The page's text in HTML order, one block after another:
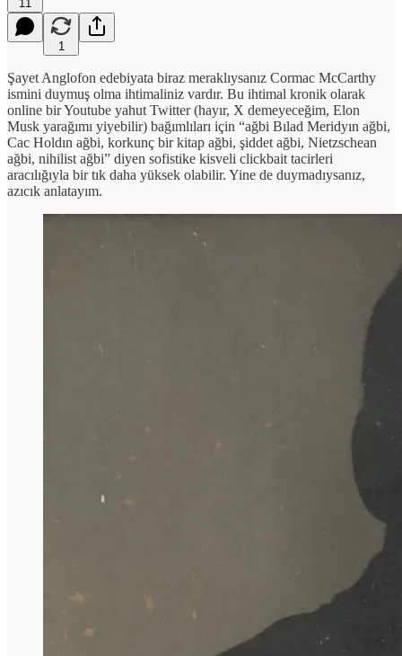
11
1
Şayet Anglofon edebiyata biraz meraklıysanız Cormac McCarthy
ismini duymuş olma ihtimaliniz vardır. Bu ihtimal kronik olarak
online bir Youtube yahut Twitter (hayır, X demeyeceğim, Elon
Musk yarağımı yiyebilir) bağımlıları için “ağbi Bılad Meridyın ağbi,
Cac Holdın ağbi, korkunç bir kitap ağbi, şiddet ağbi, Nietzschean
ağbi, nihilist ağbi” diyen sofistike kisveli clickbait tacirleri
aracılığıyla bir tık daha yüksek olabilir. Yine de duymadıysanız,
azıcık anlatayım.